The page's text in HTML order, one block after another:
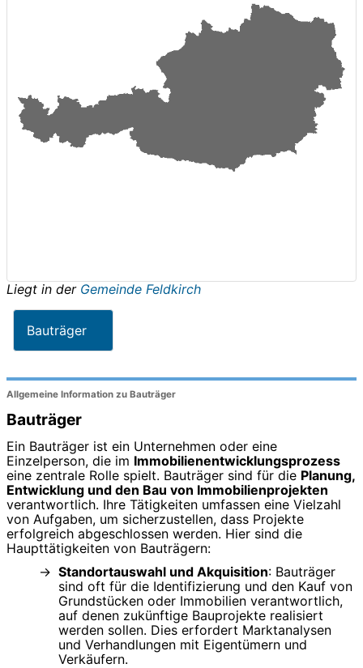
Liegt in der Gemeinde Feldkirch
Bauträger
Allgemeine Information zu Bauträger
Bauträger
Ein Bauträger ist ein Unternehmen oder eine
Einzelperson, die im Immobilienentwicklungsprozess
eine zentrale Rolle spielt. Bauträger sind für die Planung,
Entwicklung und den Bau von Immobilienprojekten
verantwortlich. Ihre Tätigkeiten umfassen eine Vielzahl
von Aufgaben, um sicherzustellen, dass Projekte
erfolgreich abgeschlossen werden. Hier sind die
Haupttätigkeiten von Bauträgern:
Standortauswahl und Akquisition: Bauträger
sind oft für die Identifizierung und den Kauf von
Grundstücken oder Immobilien verantwortlich,
auf denen zukünftige Bauprojekte realisiert
werden sollen. Dies erfordert Marktanalysen
und Verhandlungen mit Eigentümern und
Verkäufern.